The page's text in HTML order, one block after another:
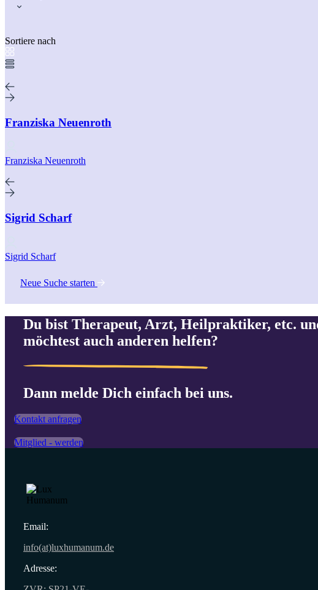
Sortiere nach
Franziska Neuenroth
Franziska Neuenroth
Sigrid Scharf
Sigrid Scharf
Neue Suche starten
Du bist Therapeut, Arzt, Heilpraktiker, etc.
möchtest auch anderen helfen?
Dann melde Dich einfach bei uns.
Kontakt anfragen
Mitglied - werden
Email:
info(at)luxhumanum.de
Adresse: